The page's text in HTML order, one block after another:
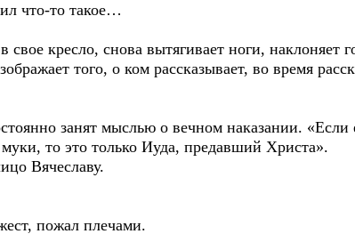
что-то такое…
свое кресло, снова вытягивает ноги, наклоняет
того, о ком рассказывает, во время
занят мыслью о вечном наказании. «Если
то это только Иуда, предавший Христа».
Вячеславу.
пожал плечами.